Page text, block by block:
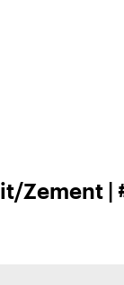
Zement |